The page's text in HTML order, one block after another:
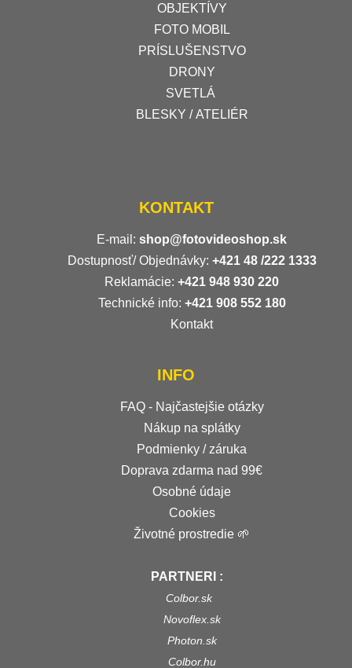
OBJEKTÍVY
FOTO MOBIL
PRÍSLUŠENSTVO
DRONY
SVETLÁ
BLESKY / ATELIÉR
KONTAKT
E-mail: shop@fotovideoshop.sk
Dostupnosť/ Objednávky: +421 48 /222 1333
Reklamácie: +421 948 930 220
Technické info: +421 908 552 180
Kontakt
INFO
FAQ - Najčastejšie otázky
Nákup na splátky
Podmienky / záruka
Doprava zdarma nad 99€
Osobné údaje
Cookies
Životné prostredie 🌱
PARTNERI :
Colbor.sk
Novoflex.sk
Photon.sk
Colbor.hu